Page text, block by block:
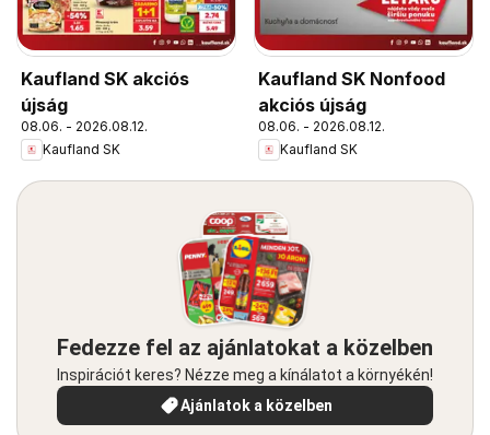
Kaufland SK akciós
újság
08.06. - 2026.08.12.
Kaufland SK
Kaufland SK Nonfood
akciós újság
08.06. - 2026.08.12.
Kaufland SK
Fedezze fel az ajánlatokat a közelben
Inspirációt keres? Nézze meg a kínálatot a környékén!
Ajánlatok a közelben